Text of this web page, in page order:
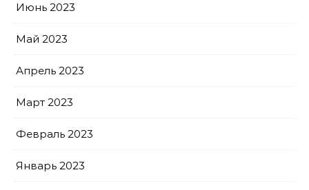
Июнь 2023
Май 2023
Апрель 2023
Март 2023
Февраль 2023
Январь 2023